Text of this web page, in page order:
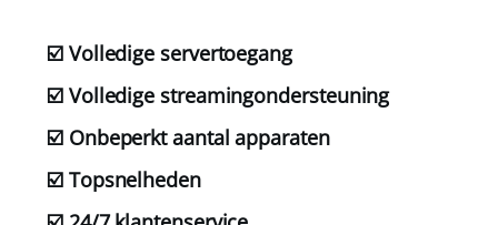
☑️ Volledige servertoegang
☑️ Volledige streamingondersteuning
☑️ Onbeperkt aantal apparaten
☑️ Topsnelheden